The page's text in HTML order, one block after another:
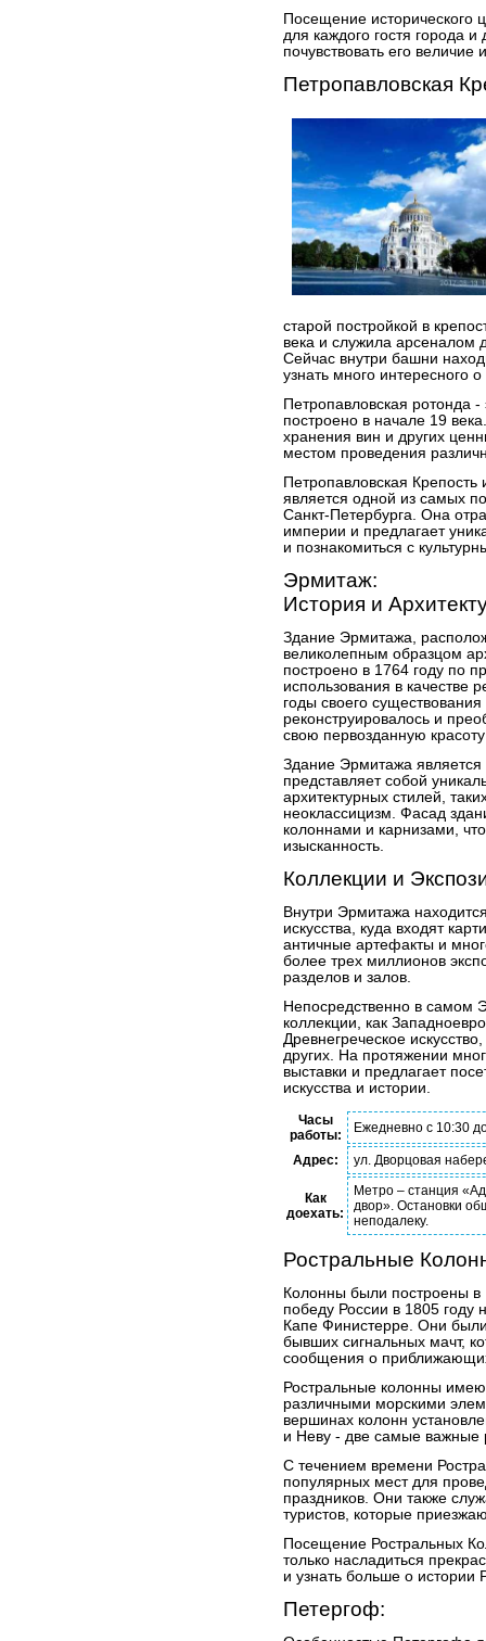
Посещение исторического
для каждого гостя города и
почувствовать его
Петропавловская
старой постройкой в
века и служила арсеналом
Сейчас внутри башни
узнать много интересного
Петропавловская ротонда
построено в начале 19
хранения вин и других
местом проведения
Петропавловская
является одной из самых
Санкт-Петербурга. Она
империи и предлагает
и познакомиться с
Эрмитаж:
История и
Здание Эрмитажа,
великолепным образцом
построено в 1764 году по
использования в качестве
годы своего
реконструировалось и
свою первозданную красоту
Здание Эрмитажа является
представляет собой
архитектурных стилей,
неоклассицизм. Фасад
колоннами и карнизами,
изысканность.
Коллекции и
Внутри Эрмитажа
искусства, куда входят
античные артефакты и
более трех миллионов
разделов и залов.
Непосредственно в самом
коллекции, как
Древнегреческое
других. На протяжении
выставки и предлагает
искусства и истории.
Часы
работы:
Ежедневно с 10:30
Адрес: ул. Дворцовая
Как
доехать:
Метро – станция
двор». Остановки
неподалеку.
Ростральные
Колонны были построены в
победу России в 1805 году
Капе Финистерре. Они
бывших сигнальных мачт,
сообщения о
Ростральные колонны
различными морскими
вершинах колонн
и Неву - две самые важные
С течением времени
популярных мест для
праздников. Они также
туристов, которые
Посещение Ростральных
только насладиться
и узнать больше о истории
Петергоф: